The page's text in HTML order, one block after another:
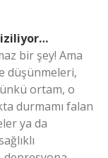
bir şey! Ama
düşünmeleri,
ortam, o
durmamı falan
ya da